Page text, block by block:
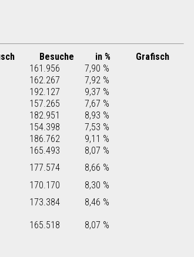
Besuche in %
Grafisch
161.956
7,90 %
162.267
7,92 %
192.127
9,37 %
157.265
7,67 %
182.951
8,93 %
154.398
7,53 %
186.762
9,11 %
165.493
8,07 %
177.574
8,66 %
170.170
8,30 %
173.384
8,46 %
165.518 8,07 %